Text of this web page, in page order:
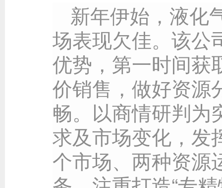
新年伊始，液化
场表现欠佳。该公
优势，第一时间获
价销售，做好资源
畅。以商情研判为
求及市场变化，发
个市场、两种资源